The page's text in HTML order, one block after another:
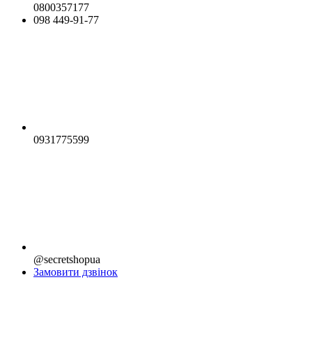
0800357177
098 449-91-77
0931775599
@secretshopua
Замовити дзвінок